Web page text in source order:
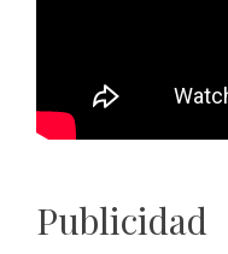
Publicidad